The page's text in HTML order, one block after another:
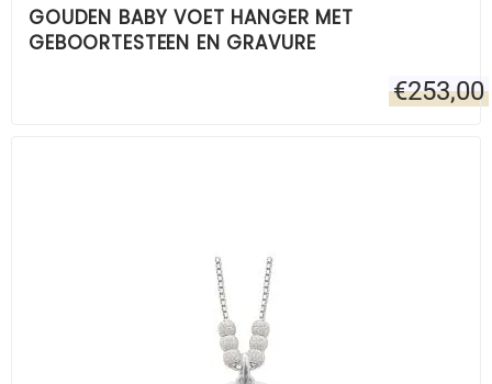
GOUDEN BABY VOET HANGER MET
GEBOORTESTEEN EN GRAVURE
€253,00